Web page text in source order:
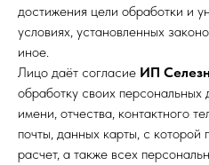
достижения цели обработки и
условиях, установленных
иное.
Лицо даёт согласие ИП
обработку своих
имени, отчества, контактного
почты, данных карты, с которой
расчет, а также всех